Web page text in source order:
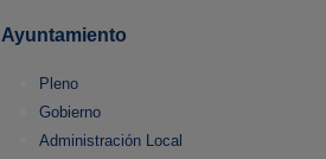
Ayuntamiento
Pleno
Gobierno
Administración Local